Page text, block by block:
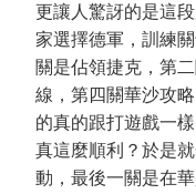
更讓人驚訝的是這
家選擇德軍，訓練
關是佔領捷克，第
線，第四關華沙攻
的真的跟打遊戲一
真這麼順利？於是
動，最後一關是在